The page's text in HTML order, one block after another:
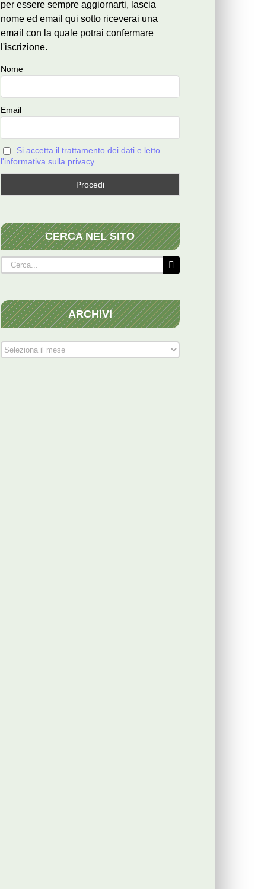
per essere sempre aggiornarti, lascia
nome ed email qui sotto riceverai una
email con la quale potrai confermare
l'iscrizione.
Nome
Email
Si accetta il trattamento dei dati e letto
l'informativa sulla privacy.
CERCA NEL SITO
Cerca
per:
ARCHIVI
ARCHIVI